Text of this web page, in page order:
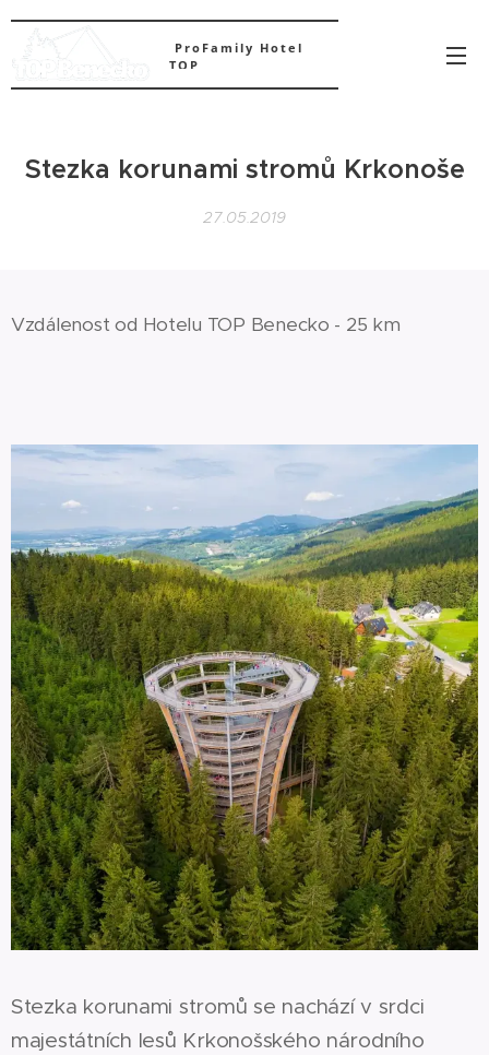
ProFamily Hotel
TOP
Stezka korunami stromů Krkonoše
27.05.2019
Vzdálenost od Hotelu TOP Benecko - 25 km
Stezka korunami stromů se nachází v srdci
majestátních lesů Krkonošského národního